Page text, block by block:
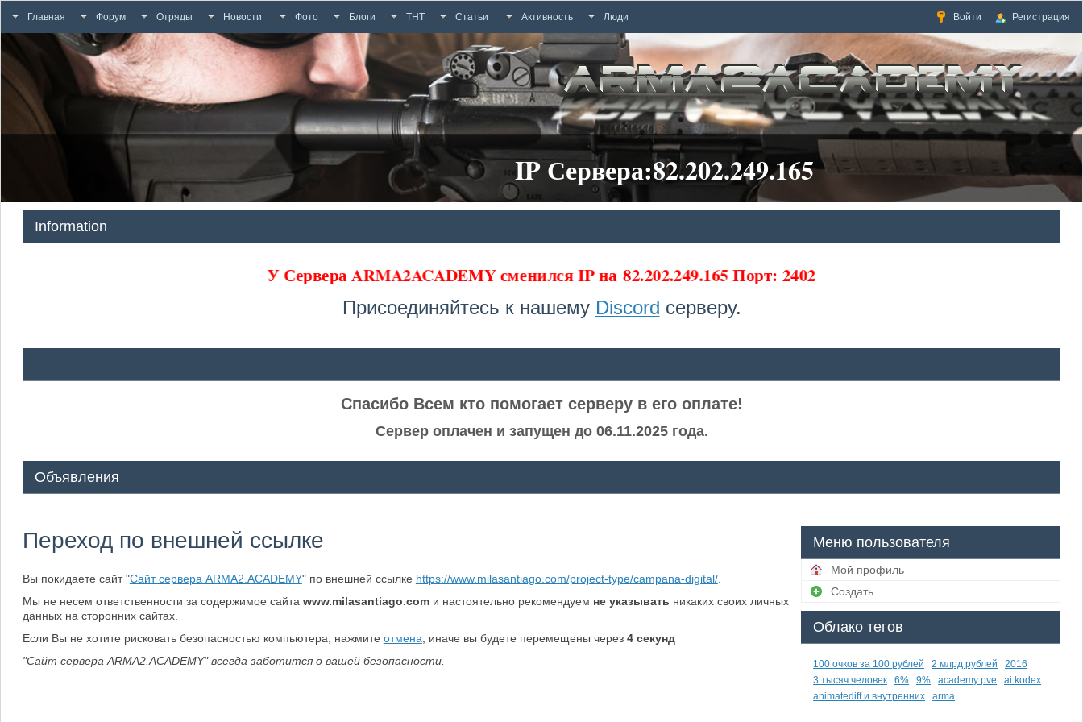
Главная Форум Отряды Новости Фото Блоги ТНТ Статьи Активность Люди Войти Регистрация
IP Сервера:82.202.249.165
Information
У Сервера ARMA2ACADEMY сменился IP на 82.202.249.165 Порт: 2402
Присоединяйтесь к нашему Discord серверу.
Спасибо Всем кто помогает серверу в его оплате!
Сервер оплачен и запущен до 06.11.2025 года.
Объявления
Переход по внешней ссылке
Вы покидаете сайт "Сайт сервера ARMA2.ACADEMY" по внешней ссылке https://www.milasantiago.com/project-type/campana-digital/.
Мы не несем ответственности за содержимое сайта www.milasantiago.comи настоятельно рекомендуем не указывать никаких своих личных
данных на сторонних сайтах.
Если Вы не хотите рисковать безопасностью компьютера, нажмите отмена , иначе вы будете перемещены через 4секунд
"Сайт сервера ARMA2.ACADEMY" всегда заботится о вашей безопасности.
Меню пользователя
Мой профиль
Создать
Облако тегов
100 очков за 100 рублей 2 млрд рублей
2016
3 тысяч человек
6% 9% academy pve
ai kodex
animatediff и внутренних
arma